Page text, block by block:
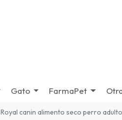
Gato FarmaPet
Royal canin alimento seco perro